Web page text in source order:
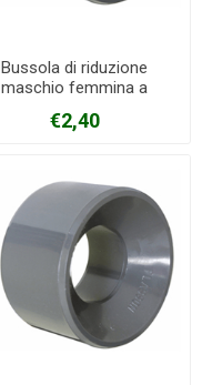
Bussola di riduzione
maschio femmina a
X 50 mm
€2,40